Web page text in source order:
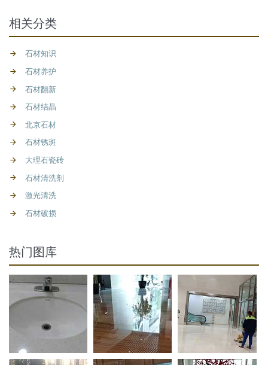
相关分类
石材知识
石材养护
石材翻新
石材结晶
北京石材
石材锈斑
大理石瓷砖
石材清洗剂
激光清洗
石材破损
热门图库